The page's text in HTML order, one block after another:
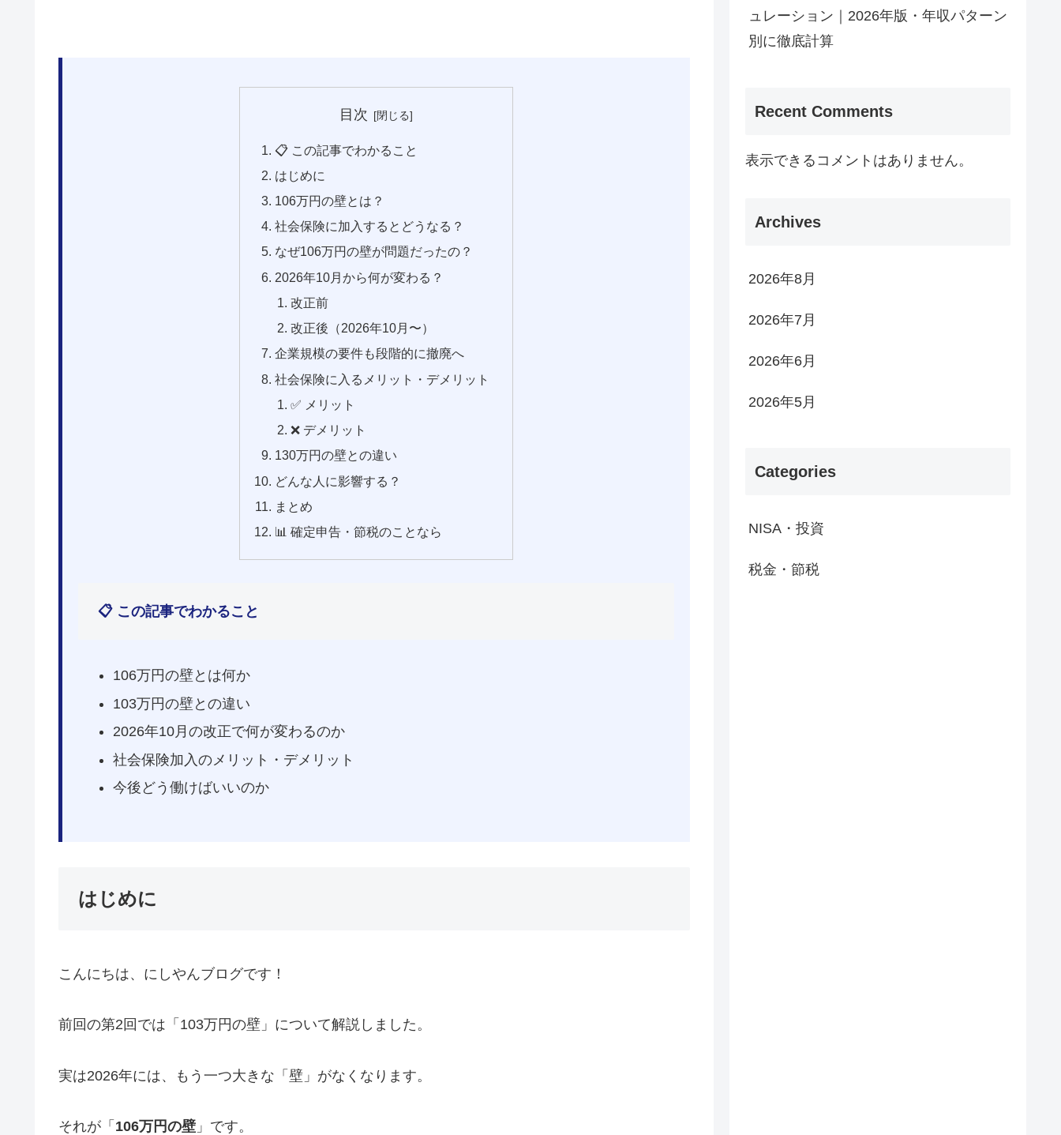
目次
📋 この記事でわかること
はじめに
106万円の壁とは？
社会保険に加入するとどうなる？
なぜ106万円の壁が問題だったの？
2026年10月から何が変わる？
改正前
改正後（2026年10月〜）
企業規模の要件も段階的に撤廃へ
社会保険に入るメリット・デメリット
✅ メリット
❌ デメリット
130万円の壁との違い
どんな人に影響する？
まとめ
📊 確定申告・節税のことなら
📋 この記事でわかること
106万円の壁とは何か
103万円の壁との違い
2026年10月の改正で何が変わるのか
社会保険加入のメリット・デメリット
今後どう働けばいいのか
はじめに
こんにちは、にしやんブログです！
前回の第2回では「103万円の壁」について解説しました。
実は2026年には、もう一つ大きな「壁」がなくなります。
それが「 106万円の壁 」です。
ュレーション｜2026年版・年収パターン
別に徹底計算
Recent Comments
表示できるコメントはありません。
Archives
2026年8月
2026年7月
2026年6月
2026年5月
Categories
NISA・投資
税金・節税